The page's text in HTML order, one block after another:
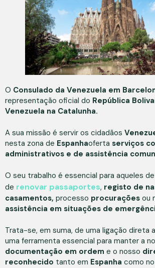
O Consulado da Venezuela em
representação oficial do República
Venezuela na Catalunha.
A sua missão é servir os cidadãos
nesta zona de Espanhaoferta serviços
administrativos e de assistência
O seu trabalho é essencial para aqueles
de renovar passaportes, registo de
casamentos, processo procurações ou
assistência em situações de
Trata-se, em suma, de uma ligação direta a
uma ferramenta essencial para manter a
documentação em ordem e o nosso
reconhecido tanto em Espanha como